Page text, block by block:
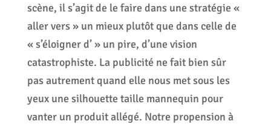
scène, il s’agit de le faire dans une stratégie «
aller vers » un mieux plutôt que dans celle de
« s’éloigner d’ » un pire, d’une vision
catastrophiste. La publicité ne fait bien sûr
pas autrement quand elle nous met sous les
yeux une silhouette taille mannequin pour
vanter un produit allégé. Notre propension à